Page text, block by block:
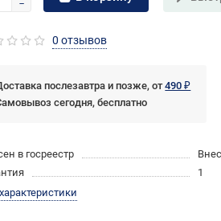
0 отзывов
послезавтра и позже, от490 ₽
сегодня, бесплатно
в госреестр
1